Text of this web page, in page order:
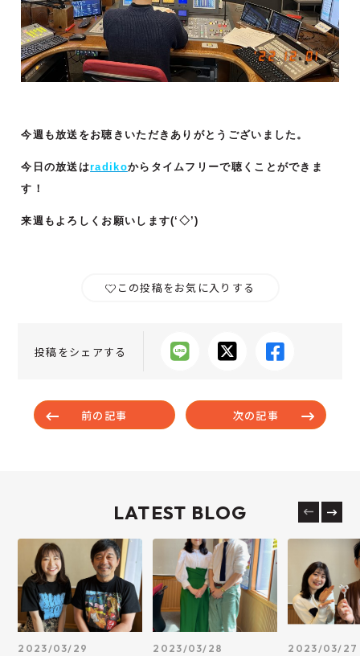
今週も放送をお聴きいただきありがとうございました。
今日の放送はradikoからタイムフリーで聴くことができま
す！
来週もよろしくお願いします(‘◇’)ゞ
この投稿をお気に入りする
投稿をシェアする
前の記事 次の記事
LATEST BLOG
2023/03/29 2023/03/28 2023/03/27